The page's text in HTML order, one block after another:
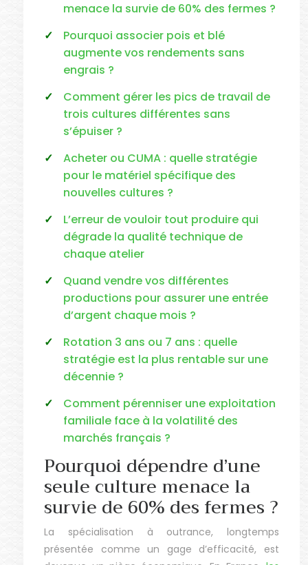
menace la survie de 60% des fermes ?
Pourquoi associer pois et blé
augmente vos rendements sans
engrais ?
Comment gérer les pics de travail de
trois cultures différentes sans
s’épuiser ?
Acheter ou CUMA : quelle stratégie
pour le matériel spécifique des
nouvelles cultures ?
L’erreur de vouloir tout produire qui
dégrade la qualité technique de
chaque atelier
Quand vendre vos différentes
productions pour assurer une entrée
d’argent chaque mois ?
Rotation 3 ans ou 7 ans : quelle
stratégie est la plus rentable sur une
décennie ?
Comment pérenniser une exploitation
familiale face à la volatilité des
marchés français ?
Pourquoi dépendre d’une
seule culture menace la
survie de 60% des fermes ?
La spécialisation à outrance, longtemps
présentée comme un gage d’efficacité, est